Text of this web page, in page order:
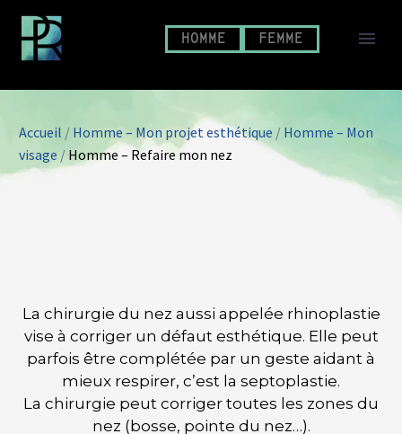
HOMME FEMME
Accueil / Homme – Mon projet esthétique / Homme – Mon
visage / Homme – Refaire mon nez
La chirurgie du nez aussi appelée rhinoplastie
vise à corriger un défaut esthétique. Elle peut
parfois être complétée par un geste aidant à
mieux respirer, c’est la septoplastie.
La chirurgie peut corriger toutes les zones du
nez (bosse, pointe du nez…).